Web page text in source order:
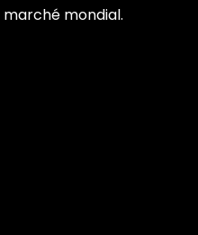
marché mondial.